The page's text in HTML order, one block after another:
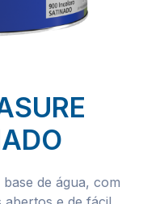
de água, com